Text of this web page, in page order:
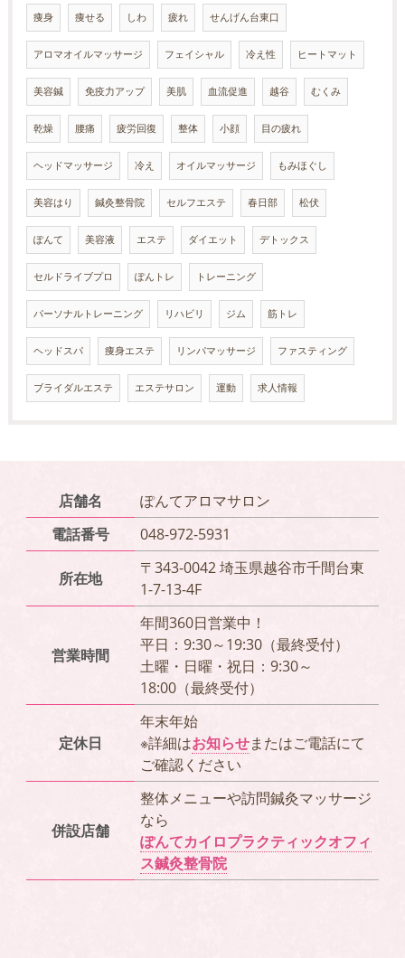
痩身 痩せる しわ 疲れ せんげん台東口
アロマオイルマッサージ フェイシャル 冷え性 ヒートマット
美容鍼 免疫力アップ 美肌 血流促進 越谷 むくみ
乾燥 腰痛 疲労回復 整体 小顔 目の疲れ
ヘッドマッサージ 冷え オイルマッサージ もみほぐし
美容はり 鍼灸整骨院 セルフエステ 春日部 松伏
ぽんて 美容液 エステ ダイエット デトックス
セルドライブプロ ぽんトレ トレーニング
パーソナルトレーニング リハビリ ジム 筋トレ
ヘッドスパ 痩身エステ リンパマッサージ ファスティング
ブライダルエステ エステサロン 運動 求人情報
店舗名
ぽんてアロマサロン
電話番号
048-972-5931
所在地
〒343-0042 埼玉県越谷市千間台東
1-7-13-4F
営業時間
年間360日営業中！
平日：9:30～19:30（最終受付）
土曜・日曜・祝日：9:30～
18:00（最終受付）
定休日
年末年始
※詳細はお知らせまたはご電話にて
ご確認ください
併設店舗
整体メニューや訪問鍼灸マッサージ
なら
ぽんてカイロプラクティックオフィ
ス鍼灸整骨院